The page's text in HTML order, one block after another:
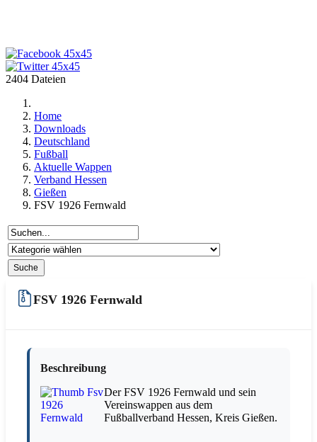
2404 Dateien
Home
Downloads
Deutschland
Fußball
Aktuelle Wappen
Verband Hessen
Gießen
FSV 1926 Fernwald
FSV 1926 Fernwald
Beschreibung
Der FSV 1926 Fernwald und sein
Vereinswappen aus dem
Fußballverband Hessen, Kreis Gießen.